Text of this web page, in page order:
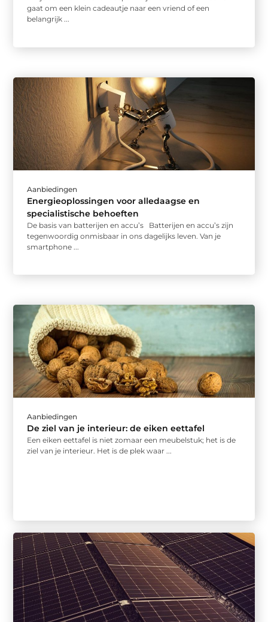
gaat om een klein cadeautje naar een vriend of een
belangrijk ...
Aanbiedingen
Energieoplossingen voor alledaagse en
specialistische behoeften
De basis van batterijen en accu’s Batterijen en accu’s zijn
tegenwoordig onmisbaar in ons dagelijks leven. Van je
smartphone ...
Aanbiedingen
De ziel van je interieur: de eiken eettafel
Een eiken eettafel is niet zomaar een meubelstuk; het is de
ziel van je interieur. Het is de plek waar ...